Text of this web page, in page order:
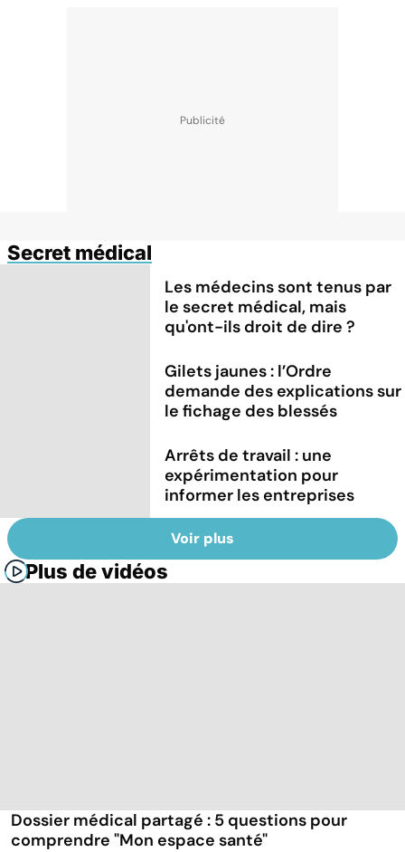
Secret médical
Les médecins sont tenus par
le secret médical, mais
qu'ont-ils droit de dire ?
Gilets jaunes : l’Ordre
demande des explications sur
le fichage des blessés
Arrêts de travail : une
expérimentation pour
informer les entreprises
Voir plus
Plus de vidéos
Dossier médical partagé : 5 questions pour
comprendre "Mon espace santé"